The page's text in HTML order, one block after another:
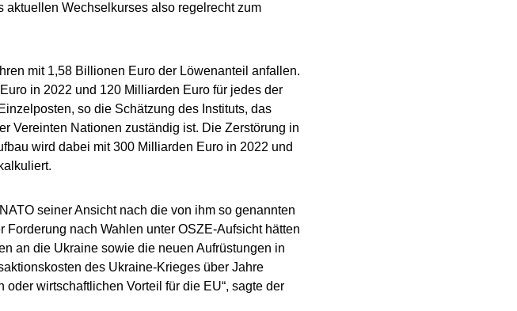
aktuellen Wechselkurses also regelrecht zum
mit 1,58 Billionen Euro der Löwenanteil anfallen.
in 2022 und 120 Milliarden Euro für jedes der
so die Schätzung des Instituts, das
Vereinten Nationen zuständig ist. Die Zerstörung in
wird dabei mit 300 Milliarden Euro in 2022 und
seiner Ansicht nach die von ihm so genannten
Forderung nach Wahlen unter OSZE-Aufsicht hätten
an die Ukraine sowie die neuen Aufrüstungen in
des Ukraine-Krieges über Jahre
wirtschaftlichen Vorteil für die EU“, sagte der